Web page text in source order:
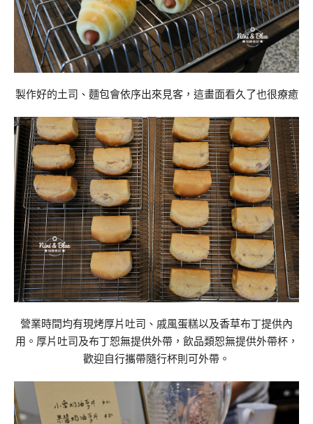
製作好的土司、麵包會依序出來見客，這畫面看久了也很療癒
營業時間均有現烤厚片吐司、戚風蛋糕以及香草布丁提供內
用。厚片吐司及布丁恕無提供外帶，飲品類恕無提供外帶杯，
歡迎自行攜帶隨行杯則可外帶。